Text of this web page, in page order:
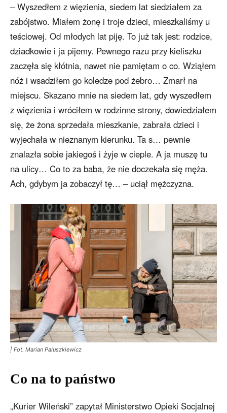
– Wyszedłem z więzienia, siedem lat siedziałem za
zabójstwo. Miałem żonę i troje dzieci, mieszkaliśmy u
teściowej. Od młodych lat piję. To już tak jest: rodzice,
dziadkowie i ja pijemy. Pewnego razu przy kieliszku
zaczęła się kłótnia, nawet nie pamiętam o co. Wziąłem
nóż i wsadziłem go koledze pod żebro… Zmarł na
miejscu. Skazano mnie na siedem lat, gdy wyszedłem
z więzienia i wróciłem w rodzinne strony, dowiedziałem
się, że żona sprzedała mieszkanie, zabrała dzieci i
wyjechała w nieznanym kierunku. Ta s… pewnie
znalazła sobie jakiegoś i żyje w cieple. A ja muszę tu
na ulicy… Co to za baba, że nie doczekała się męża.
Ach, gdybym ja zobaczył tę… – uciął mężczyzna.
| Fot. Marian Paluszkiewicz
Co na to państwo
„Kurier Wileński” zapytał Ministerstwo Opieki Socjalnej